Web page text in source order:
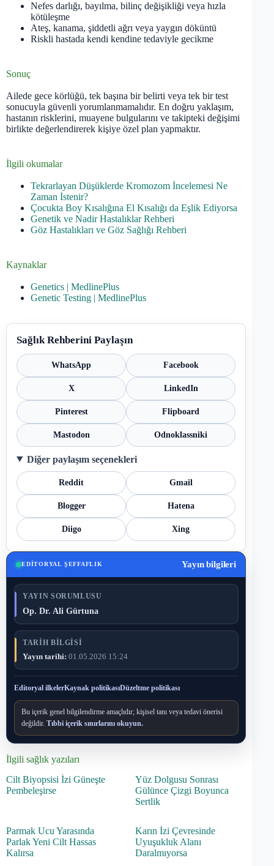
Nefes darlığı, bayılma, bilinç değişikliği veya hızla
kötüleşme
Ateş, kanama, şiddetli ağrı veya yaygın döküntü
Riskli hastada kendi kendine tedaviyle gecikme
Sonuç
Ailede gece körlüğü, tek başına bir belirti veya tek bir test
sonucuyla güvenli yorumlanmamalıdır. En doğru yaklaşım,
hastanın risklerini, muayene bulgularını ve takipteki değişimi
birlikte değerlendirerek kişiye özel plan yapmaktır.
İlgili okumalar
Tekrarlayan Düşüklerde Kromozom İncelemesi Ne
Zaman İstenir?
Çocukta Boy Kısalığına El Kısalığı da Eşlik Ediyorsa
Genetik ve Nadir Hastalıklar Rehberi
Göz Hastalıkları ve Göz Sağlığı Rehberi
Kaynaklar
Genetics | MedlinePlus
Genetic Testing | MedlinePlus
Sağlık Rehberini Paylaşın
WhatsApp Facebook
X LinkedIn
Pinterest Flipboard
Mastodon Odnoklassniki
Diğer paylaşım seçenekleri
Reddit Gmail
Blogger Hatena
Diigo Xing
EDITORYAL ŞEFFAFLIK Yayın bilgileri
YAYIN SORUMLUSU
Op. Dr. Ali Gürtuna
TARIH BILGISI
Yayın tarihi: 01.05.2026 15:24
Editoryal ilkelerKaynak politikasıDüzeltme politikası
Bu içerik genel bilgilendirme amaçlıdır; kişisel tanı veya tedavi önerisi
değildir. Tıbbi içerik sınırlarını okuyun.
İlgili sağlık yazıları
Cilt Biyopsisi İzi Güneşte
Pembeleşirse
Yüz Dolgusu Sonrası
Gülünce Çizgi Boyunca
Sertlik
Parmak Ucu Yarasında
Parlak Yeni Cilt Hassas
Kalırsa
Karın İzi Çevresinde
Uyuşukluk Alanı
Daralmıyorsa